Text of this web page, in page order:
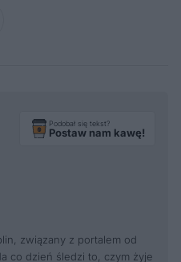
Podobał się tekst?
Postaw nam kawę!
związany z portalem od
co dzień śledzi to, czym żyje